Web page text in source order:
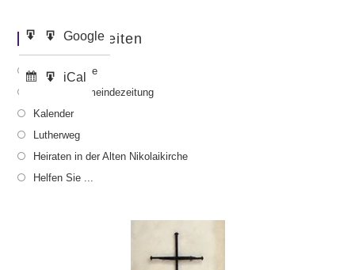
Eintragen
Google
Abonnieren
iCal
Export
Google
Export
iCal
Wichtige Seiten
Gottesdienste
Aktuelle Gemeindezeitung
Kalender
Lutherweg
Heiraten in der Alten Nikolaikirche
Helfen Sie ...